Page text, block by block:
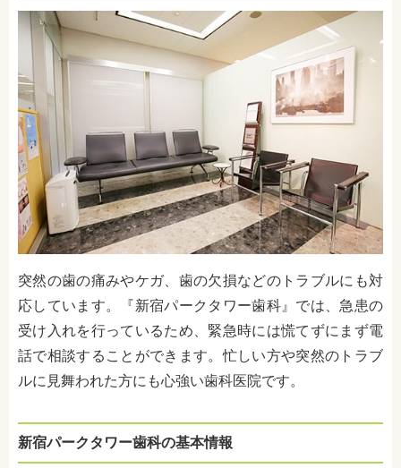
突然の歯の痛みやケガ、歯の欠損などのトラブルにも対
応しています。『新宿パークタワー歯科』では、急患の
受け入れを行っているため、緊急時には慌てずにまず電
話で相談することができます。忙しい方や突然のトラブ
ルに見舞われた方にも心強い歯科医院です。
新宿パークタワー歯科の基本情報